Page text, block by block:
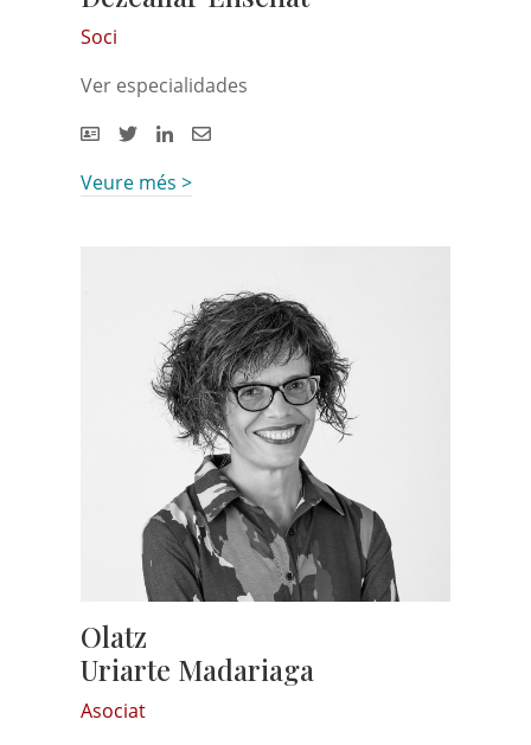
Soci
Ver especialidades
Veure més >
Olatz
Uriarte Madariaga
Asociat